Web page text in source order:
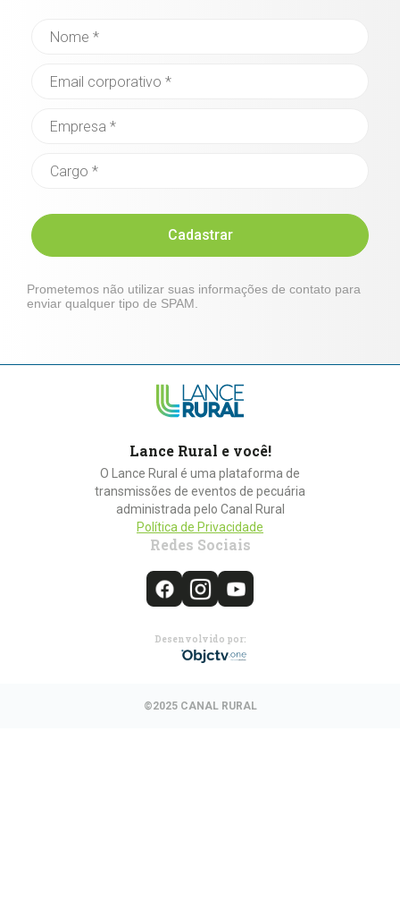
Cadastrar
Prometemos não utilizar suas informações de contato para
enviar qualquer tipo de SPAM.
Lance Rural e você!
O Lance Rural é uma plataforma de
transmissões de eventos de pecuária
administrada pelo Canal Rural
Política de Privacidade
Redes Sociais
Desenvolvido por:
©2025 CANAL RURAL